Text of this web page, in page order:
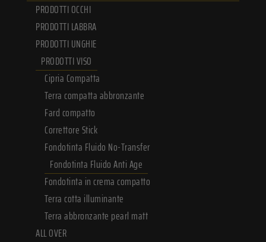
PRODOTTI OCCHI
PRODOTTI LABBRA
PRODOTTI UNGHIE
PRODOTTI VISO
Cipria Compatta
Terra compatta abbronzante
Fard compatto
Correttore Stick
Fondotinta Fluido No-Transfer
Fondotinta Fluido Anti Age
Fondotinta in crema compatto
Terra cotta illuminante
Terra abbronzante pearl matt
ALL OVER